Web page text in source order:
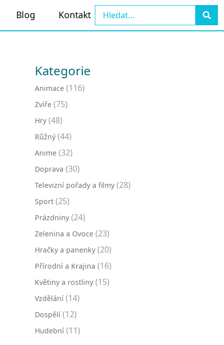
Blog Kontakt
Kategorie
Animace (116)
Zvíře (75)
Hry (48)
Růžný (44)
Anime (32)
Doprava (30)
Televizní pořady a filmy (28)
Sport (25)
Prázdniny (24)
Zelenina a Ovoce (23)
Hračky a panenky (20)
Přírodní a Krajina (16)
Květiny a rostliny (15)
Vzdělání (14)
Dospělí (12)
Hudební (11)